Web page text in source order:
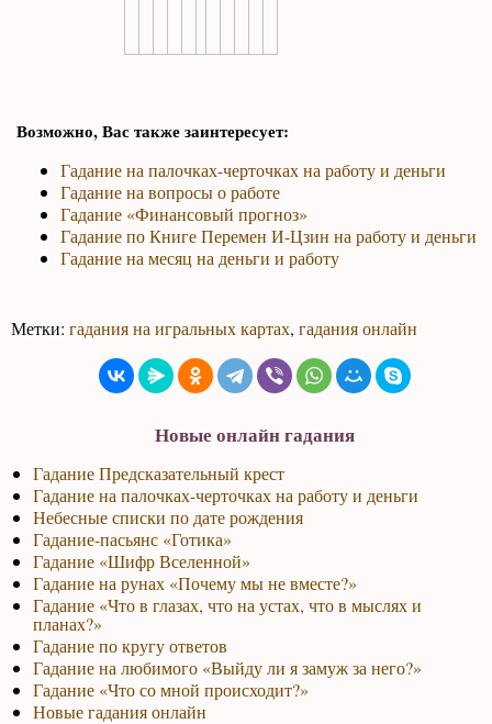
Возможно, Вас также заинтересует:
Гадание на палочках-черточках на работу и деньги
Гадание на вопросы о работе
Гадание «Финансовый прогноз»
Гадание по Книге Перемен И-Цзин на работу и деньги
Гадание на месяц на деньги и работу
Метки:гадания на игральных картах,гадания онлайн
Новые онлайн гадания
Гадание Предсказательный крест
Гадание на палочках-черточках на работу и деньги
Небесные списки по дате рождения
Гадание-пасьянс «Готика»
Гадание «Шифр Вселенной»
Гадание на рунах «Почему мы не вместе?»
Гадание «Что в глазах, что на устах, что в мыслях и
планах?»
Гадание по кругу ответов
Гадание на любимого «Выйду ли я замуж за него?»
Гадание «Что со мной происходит?»
Новые гадания онлайн